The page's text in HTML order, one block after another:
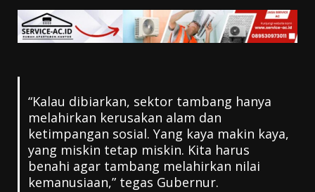
“Kalau dibiarkan, sektor tambang hanya
melahirkan kerusakan alam dan
ketimpangan sosial. Yang kaya makin kaya,
yang miskin tetap miskin. Kita harus
benahi agar tambang melahirkan nilai
kemanusiaan,” tegas Gubernur.